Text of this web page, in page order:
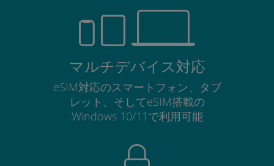
マルチデバイス対応
eSIM対応のスマートフォン、タブ
レット、そしてeSIM搭載の
Windows 10/11で利用可能